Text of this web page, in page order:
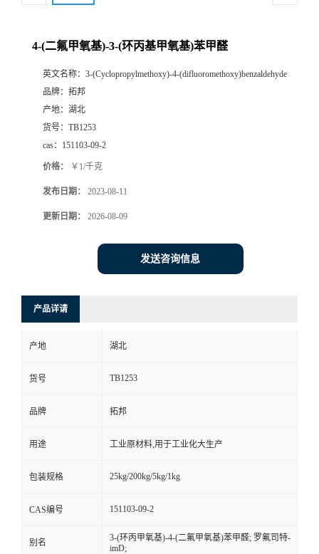
4-(二氟甲氧基)-3-(环丙基甲氧基)苯甲醛
英文名称： 3-(Cyclopropylmethoxy)-4-(difluoromethoxy)benzaldehyde
品牌： 拓邦
产地： 湖北
货号： TB1253
cas： 151103-09-2
价格： ￥1/千克
发布日期： 2023-08-11
更新日期： 2026-08-09
发送咨询信息
产品详请
产地 湖北
货号 TB1253
品牌 拓邦
用途 工业原材料,用于工业化大生产
包装规格 25kg/200kg/5kg/1kg
CAS编号 151103-09-2
别名
3-(环丙甲氧基)-4-(二氟甲氧基)苯甲醛; 罗氟司特-
imD;